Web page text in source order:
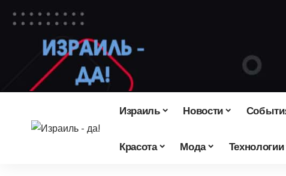
Израиль Новости
Красота Мода Технологии